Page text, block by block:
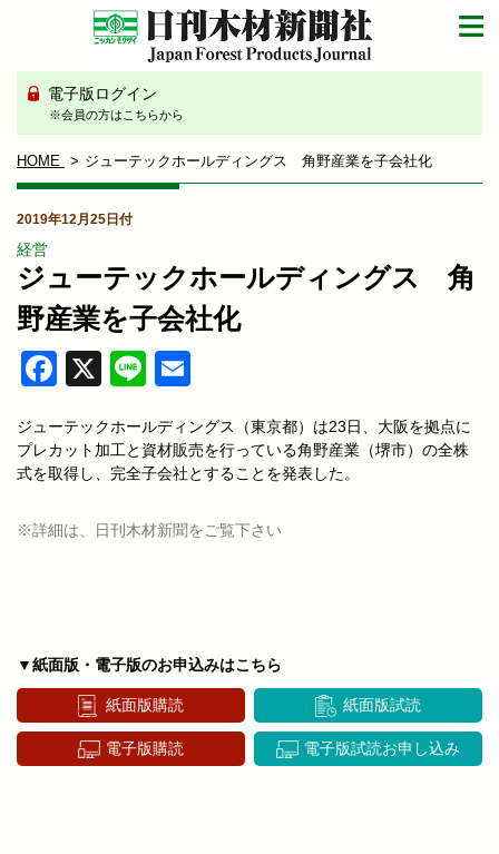
電子版ログイン
※会員の方はこちらから
HOME ジューテックホールディングス 角野産業を子会社化
2019年12月25日付
経営
ジューテックホールディングス 角
野産業を子会社化
Facebook
X Line
ジューテックホールディングス（東京都）は23日、大阪を拠点に
プレカット加工と資材販売を行っている角野産業（堺市）の全株
式を取得し、完全子会社とすることを発表した。
※詳細は、日刊木材新聞をご覧下さい
▼紙面版・電子版のお申込みはこちら
紙面版購読 紙面版試読
電子版購読 電子版試読お申し込み